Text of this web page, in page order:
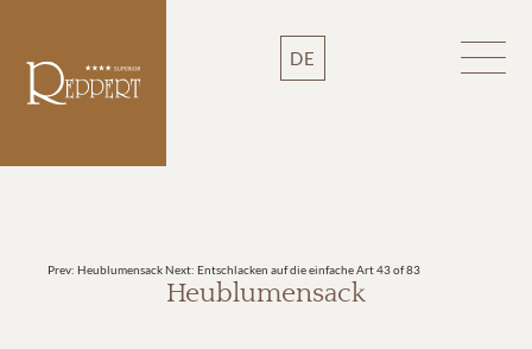
DE
Prev: HeublumensackNext: Entschlacken auf die einfache Art43 of 83
Heublumensack